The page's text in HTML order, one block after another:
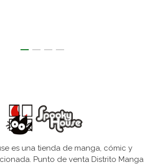
es una tienda de manga, cómic y
Punto de venta Distrito Manga